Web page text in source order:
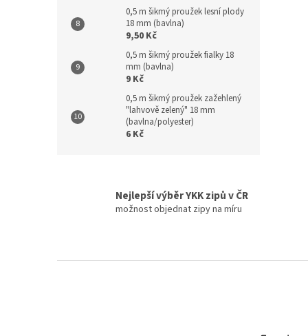
0,5 m šikmý proužek lesní plody
18 mm (bavlna)
9,50 Kč
0,5 m šikmý proužek fialky 18
mm (bavlna)
9 Kč
0,5 m šikmý proužek zažehlený
"lahvově zelený" 18 mm
(bavlna/polyester)
6 Kč
Nejlepší výběr YKK zipů v ČR
možnost objednat zipy na míru